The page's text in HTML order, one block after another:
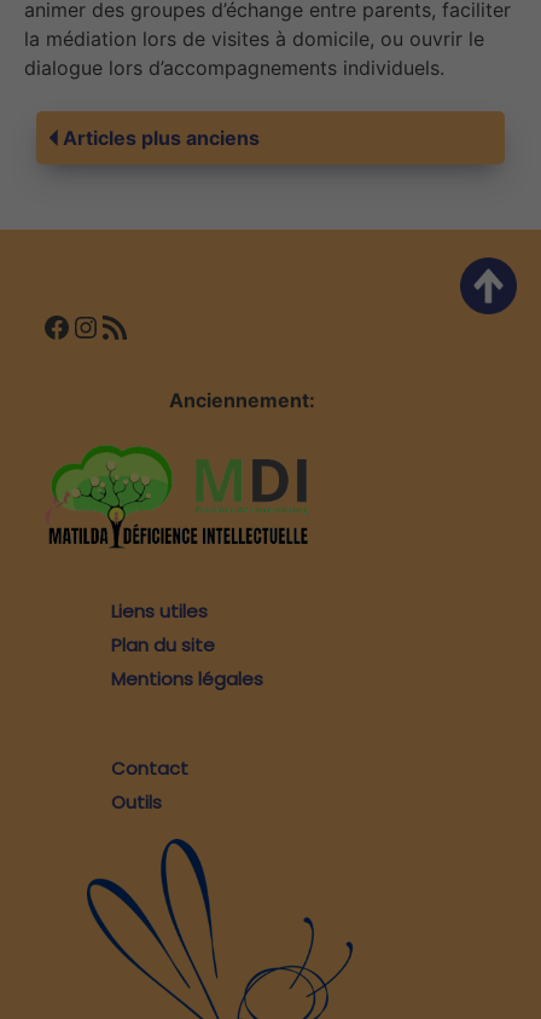
animer des groupes d’échange entre parents, faciliter
la médiation lors de visites à domicile, ou ouvrir le
dialogue lors d’accompagnements individuels.
Navigation
des
Articles plus anciens
Facebook InstagramFlux RSS
Anciennement:
Liens utiles
Plan du site
Mentions légales
Contact
Outils